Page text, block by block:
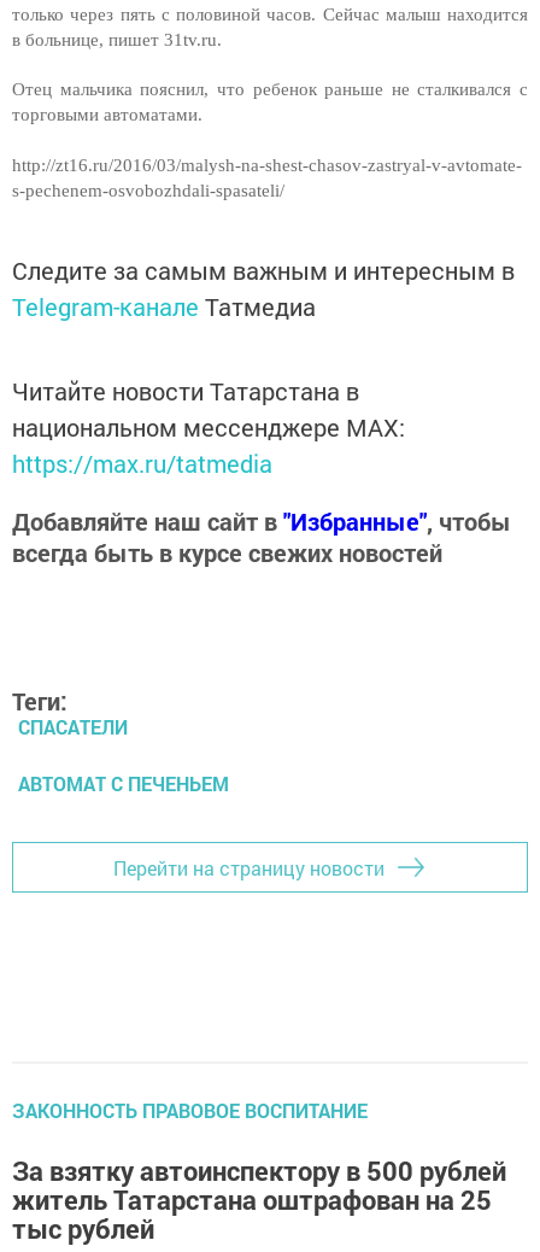
только через пять с половиной часов. Сейчас малыш находится
в больнице, пишет 31tv.ru.
Отец мальчика пояснил, что ребенок раньше не сталкивался с
торговыми автоматами.
http://zt16.ru/2016/03/malysh-na-shest-chasov-zastryal-v-avtomate-
s-pechenem-osvobozhdali-spasateli/
Следите за самым важным и интересным в
Telegram-канале Татмедиа
Читайте новости Татарстана в
национальном мессенджере MАХ:
https://max.ru/tatmedia
Добавляйте наш сайт в"Избранные", чтобы
всегда быть в курсе свежих новостей
Теги:
СПАСАТЕЛИ
АВТОМАТ С ПЕЧЕНЬЕМ
Перейти на страницу новости
ЗАКОННОСТЬ ПРАВОВОЕ ВОСПИТАНИЕ
За взятку автоинспектору в 500 рублей
житель Татарстана оштрафован на 25
тыс рублей